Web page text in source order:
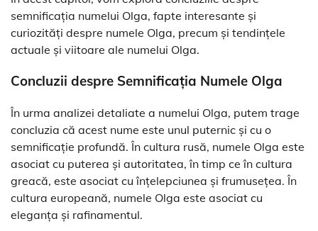
semnificația numelui Olga, fapte interesante și
curiozități despre numele Olga, precum și tendințele
actuale și viitoare ale numelui Olga.
Concluzii despre Semnificația Numele Olga
În urma analizei detaliate a numelui Olga, putem trage
concluzia că acest nume este unul puternic și cu o
semnificație profundă. În cultura rusă, numele Olga este
asociat cu puterea și autoritatea, în timp ce în cultura
greacă, este asociat cu înțelepciunea și frumusețea. În
cultura europeană, numele Olga este asociat cu
eleganța și rafinamentul.